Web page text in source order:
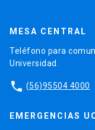
MESA CENTRAL
Teléfono para
Universidad.
phone (56)95504 4000
EMERGENCIAS